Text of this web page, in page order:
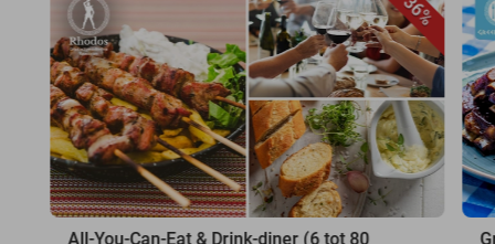
36%
All-You-Can-Eat & Drink-diner (6 tot 80